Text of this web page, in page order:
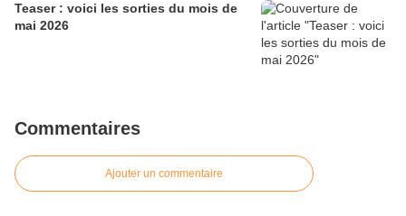
Teaser : voici les sorties du mois de
mai 2026
Commentaires
Ajouter un commentaire